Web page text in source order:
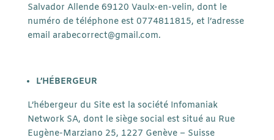
Salvador Allende 69120 Vaulx-en-velin, dont le
numéro de téléphone est 0774811815, et l’adresse
email arabecorrect@gmail.com.
L’HÉBERGEUR
L’hébergeur du Site est la société Infomaniak
Network SA, dont le siège social est situé au Rue
Eugène-Marziano 25, 1227 Genève – Suisse